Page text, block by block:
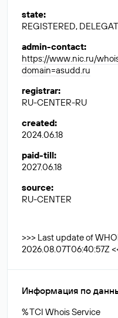
state:
REGISTERED,
admin-contact:
https://www.nic.ru/
domain=asudd.ru
registrar:
RU-CENTER-RU
created:
2024.06.18
paid-till:
2027.06.18
source:
RU-CENTER
>>> Last update of
2026.08.07T06:40:57Z
Информация по
% TCI Whois Service